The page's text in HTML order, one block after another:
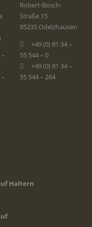
Robert-Bosch-
Straße 15
85235 Odelzhausen
+49 (0) 81 34 –
55 544 – 0
+49 (0) 81 34 –
55 544 – 264
Haltern